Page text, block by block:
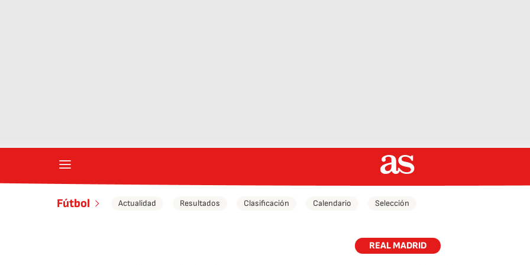
Fútbol Actualidad Resultados Clasificación Calendario Selección
REAL MADRID